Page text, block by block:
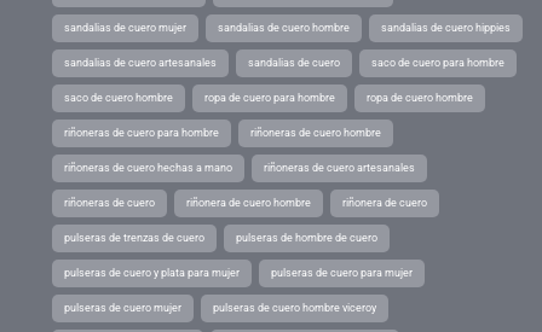
sandalias de cuero mujer sandalias de cuero hombre sandalias de cuero hippies
sandalias de cuero artesanales sandalias de cuero saco de cuero para hombre
saco de cuero hombre ropa de cuero para hombre ropa de cuero hombre
riñoneras de cuero para hombre riñoneras de cuero hombre
riñoneras de cuero hechas a mano riñoneras de cuero artesanales
riñoneras de cuero riñonera de cuero hombre riñonera de cuero
pulseras de trenzas de cuero pulseras de hombre de cuero
pulseras de cuero y plata para mujer pulseras de cuero para mujer
pulseras de cuero mujer pulseras de cuero hombre viceroy